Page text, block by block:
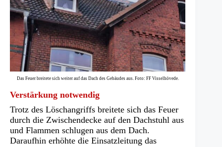
Das Feuer breitete sich weiter auf das Dach des Gebäudes aus. Foto: FF Visselhövede.
Verstärkung notwendig
Trotz des Löschangriffs breitete sich das Feuer
durch die Zwischendecke auf den Dachstuhl aus
und Flammen schlugen aus dem Dach.
Daraufhin erhöhte die Einsatzleitung das